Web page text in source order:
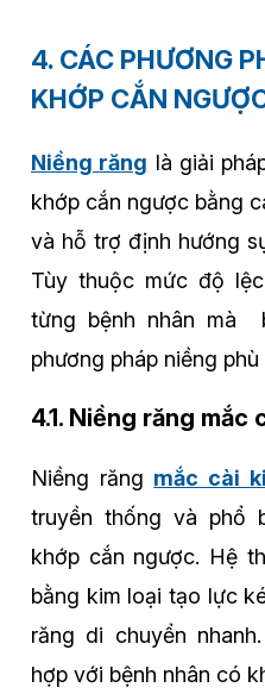
4. CÁC PHƯƠNG
KHỚP CẮN
Niềng răng là giải
khớp cắn ngược bằng
và hỗ trợ định hướng
Tùy thuộc mức độ
từng bệnh nhân mà
phương pháp niềng
4.1. Niềng răng mắc
Niềng răng mắc cài
truyền thống và phổ
khớp cắn ngược. Hệ
bằng kim loại tạo lực
răng di chuyển
hợp với bệnh nhân có